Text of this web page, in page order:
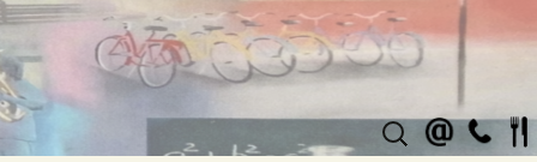
Suchen
nach: